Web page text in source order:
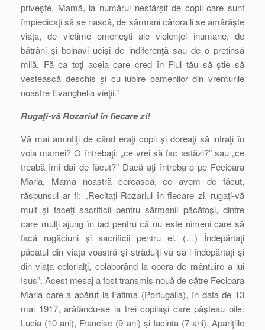
priveşte, Mamă, la numărul nesfârşit de copii care sunt
împiedicaţi să se nască, de sărmani cărora li se amărăşte
viaţa, de victime omeneşti ale violenţei inumane, de
bătrâni şi bolnavi ucişi de indiferenţă sau de o pretinsă
milă. Fă ca toţi aceia care cred în Fiul tău să ştie să
vestească deschis şi cu iubire oamenilor din vremurile
noastre Evanghelia vieţii.”
Rugaţi-vă Rozariul în fiecare zi!
Vă mai amintiţi de când eraţi copii şi doreaţi să intraţi în
voia mamei? O întrebaţi: „ce vrei să fac astăzi?” sau „ce
treabă îmi dai de făcut?” Dacă aţi întreba-o pe Fecioara
Maria, Mama noastră cerească, ce avem de făcut,
răspunsul ar fi: „Recitaţi Rozariul în fiecare zi, rugaţi-vă
mult şi faceţi sacrificii pentru sărmanii păcătoşi, dintre
care mulţi ajung în iad pentru că nu este nimeni care să
facă rugăciuni şi sacrificii pentru ei. (…) Îndepărtaţi
păcatul din viaţa voastră şi străduiţi-vă să-l îndepărtaţi şi
din viaţa celorlalţi, colaborând la opera de mântuire a lui
Isus”. Acest mesaj a fost transmis nouă de către Fecioara
Maria care a apărut la Fatima (Portugalia), în data de 13
mai 1917, arătându-se la trei copilaşi care păşteau oile:
Lucia (10 ani), Francisc (9 ani) şi Iacinta (7 ani). Apariţiile